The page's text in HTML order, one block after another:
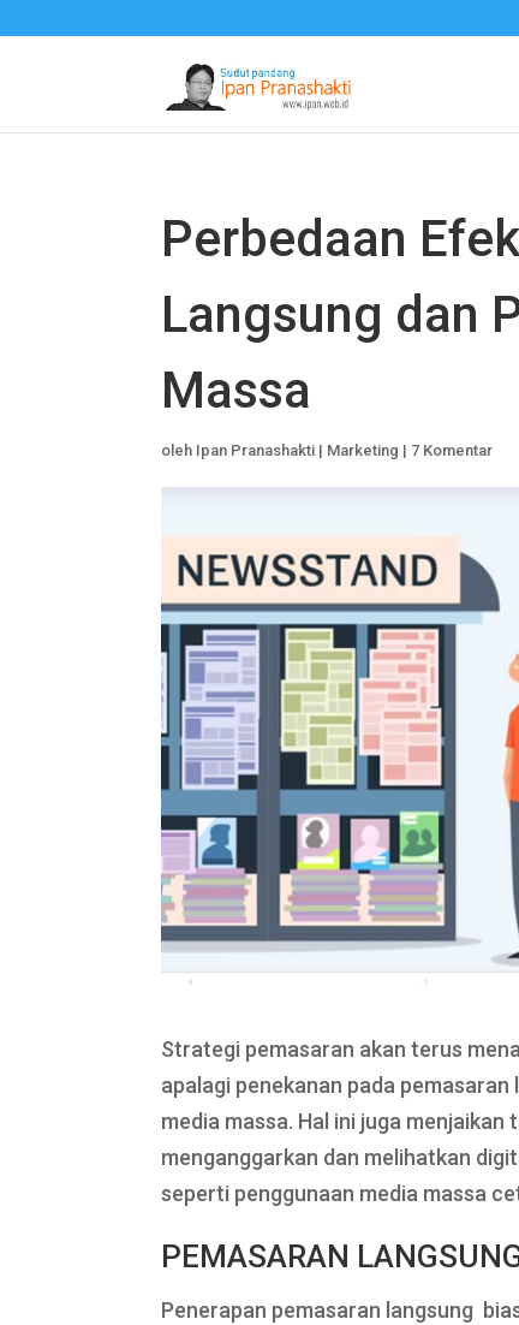
Perbedaan
Langsung dan
Massa
oleh Ipan Pranashakti | Marketing | 7 Komentar
Strategi pemasaran akan terus
apalagi penekanan pada
media massa. Hal ini juga
menganggarkan dan melihatkan
seperti penggunaan media massa
PEMASARAN
Penerapan pemasaran langsung